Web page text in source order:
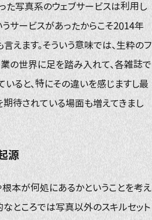
た写真系のウェブサービスは利用し
うサービスがあったからこそ2014年
えます。そういう意味では、生粋のフ
業の世界に足を踏み入れて、各雑誌で
ると、特にその違いを感じますし最
期待されている場面も増えてきまし
源
根本が何処にあるかということを考え
なところでは写真以外のスキルセット